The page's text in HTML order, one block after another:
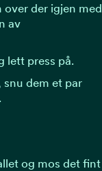
over der igjen med
av
lett press på.
dem et par
og mos det fint